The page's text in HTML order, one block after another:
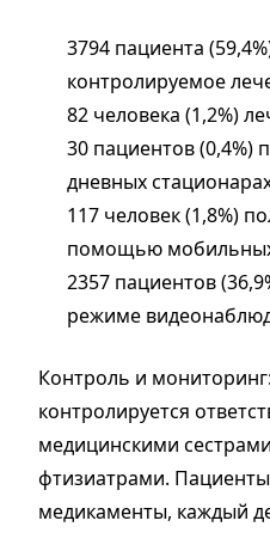
3794 пациента
контролируемое
82 человека (1,2%)
30 пациентов (0,4%)
дневных
117 человек (1,8%)
помощью
2357 пациентов
режиме
Контроль и
контролируется
медицинскими
фтизиатрами.
медикаменты, каждый